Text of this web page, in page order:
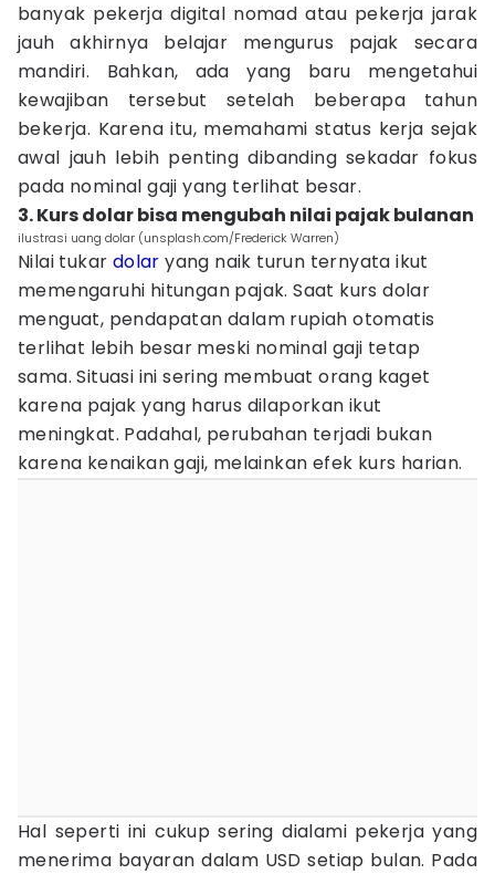
banyak pekerja digital nomad atau pekerja jarak
jauh akhirnya belajar mengurus pajak secara
mandiri. Bahkan, ada yang baru mengetahui
kewajiban tersebut setelah beberapa tahun
bekerja. Karena itu, memahami status kerja sejak
awal jauh lebih penting dibanding sekadar fokus
pada nominal gaji yang terlihat besar.
3. Kurs dolar bisa mengubah nilai pajak bulanan
ilustrasi uang dolar (unsplash.com/Frederick Warren)
Nilai tukar dolar yang naik turun ternyata ikut
memengaruhi hitungan pajak. Saat kurs dolar
menguat, pendapatan dalam rupiah otomatis
terlihat lebih besar meski nominal gaji tetap
sama. Situasi ini sering membuat orang kaget
karena pajak yang harus dilaporkan ikut
meningkat. Padahal, perubahan terjadi bukan
karena kenaikan gaji, melainkan efek kurs harian.
Hal seperti ini cukup sering dialami pekerja yang
menerima bayaran dalam USD setiap bulan. Pada